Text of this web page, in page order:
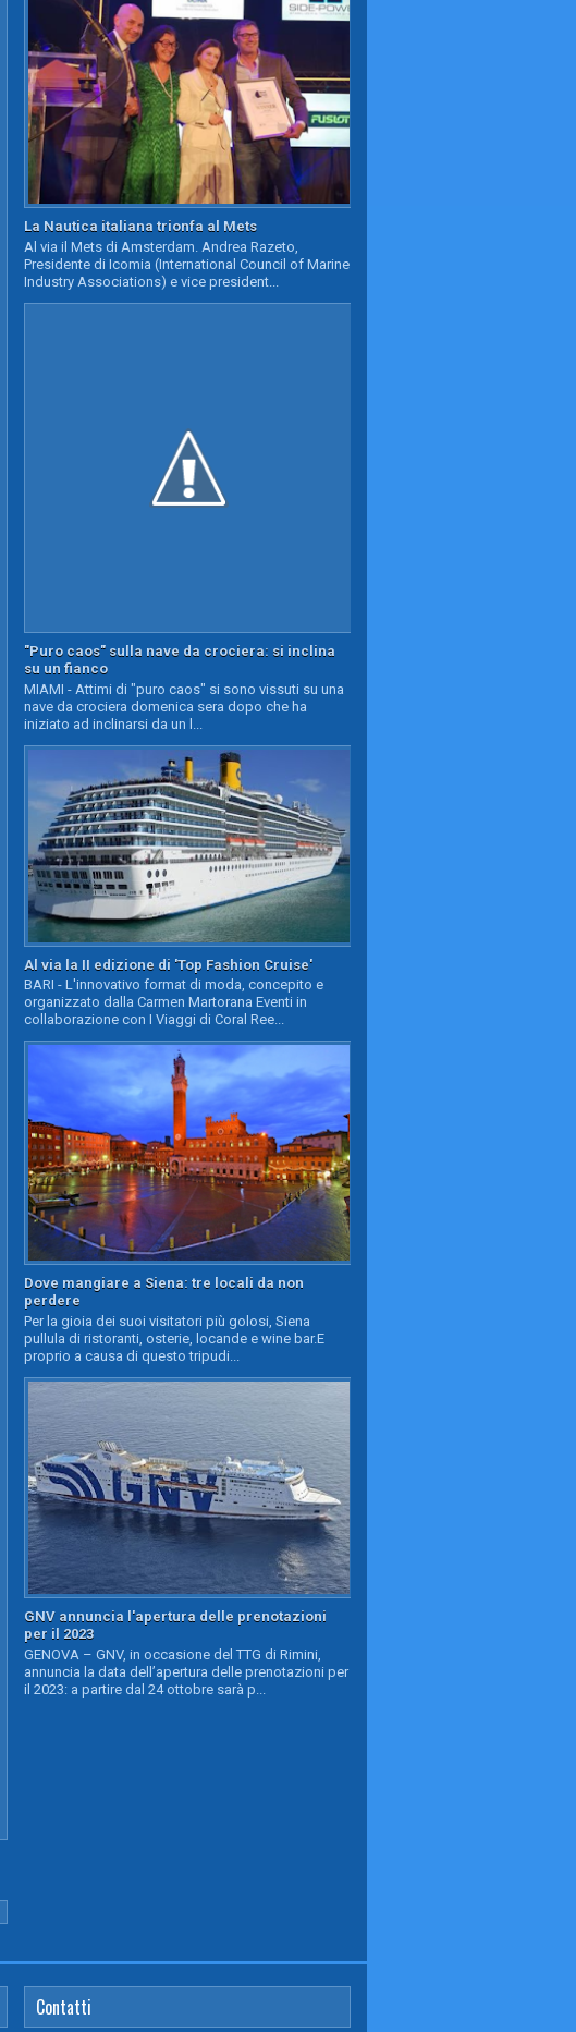
La Nautica italiana trionfa al Mets
Al via il Mets di Amsterdam. Andrea Razeto,
Presidente di Icomia (International Council of Marine
Industry Associations) e vice president...
"Puro caos" sulla nave da crociera: si inclina
su un fianco
MIAMI - Attimi di "puro caos" si sono vissuti su una
nave da crociera domenica sera dopo che ha
iniziato ad inclinarsi da un l...
Al via la II edizione di 'Top Fashion Cruise'
BARI - L'innovativo format di moda, concepito e
organizzato dalla Carmen Martorana Eventi in
collaborazione con I Viaggi di Coral Ree...
Dove mangiare a Siena: tre locali da non
perdere
Per la gioia dei suoi visitatori più golosi, Siena
pullula di ristoranti, osterie, locande e wine bar.E
proprio a causa di questo tripudi...
GNV annuncia l'apertura delle prenotazioni
per il 2023
GENOVA – GNV, in occasione del TTG di Rimini,
annuncia la data dell’apertura delle prenotazioni per
il 2023: a partire dal 24 ottobre sarà p...
Contatti